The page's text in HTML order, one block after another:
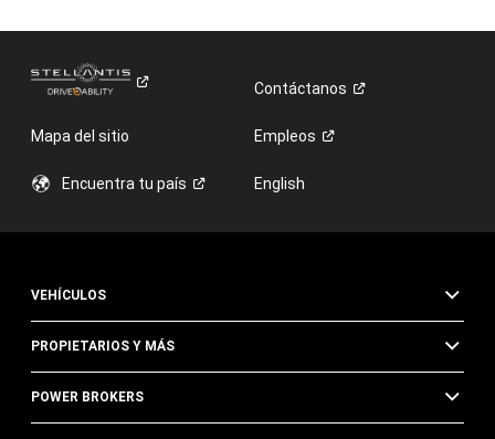
Contáctanos
Mapa del sitio Empleos
Encuentra tu país English
VEHÍCULOS
PROPIETARIOS Y MÁS
POWER BROKERS